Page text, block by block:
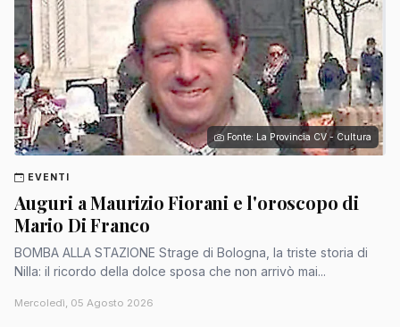
Fonte: La Provincia CV - Cultura
EVENTI
Auguri a Maurizio Fiorani e l'oroscopo di
Mario Di Franco
BOMBA ALLA STAZIONE Strage di Bologna, la triste storia di
Nilla: il ricordo della dolce sposa che non arrivò mai...
Mercoledì, 05 Agosto 2026